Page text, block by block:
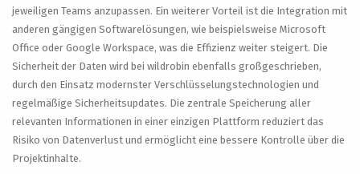
jeweiligen Teams anzupassen. Ein weiterer Vorteil ist die Integration mit
anderen gängigen Softwarelösungen, wie beispielsweise Microsoft
Office oder Google Workspace, was die Effizienz weiter steigert. Die
Sicherheit der Daten wird bei wildrobin ebenfalls großgeschrieben,
durch den Einsatz modernster Verschlüsselungstechnologien und
regelmäßige Sicherheitsupdates. Die zentrale Speicherung aller
relevanten Informationen in einer einzigen Plattform reduziert das
Risiko von Datenverlust und ermöglicht eine bessere Kontrolle über die
Projektinhalte.